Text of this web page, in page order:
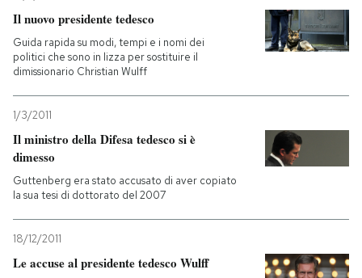
Il nuovo presidente tedesco
Guida rapida su modi, tempi e i nomi dei
politici che sono in lizza per sostituire il
dimissionario Christian Wulff
1/3/2011
Il ministro della Difesa tedesco si è
dimesso
Guttenberg era stato accusato di aver copiato
la sua tesi di dottorato del 2007
18/12/2011
Le accuse al presidente tedesco Wulff